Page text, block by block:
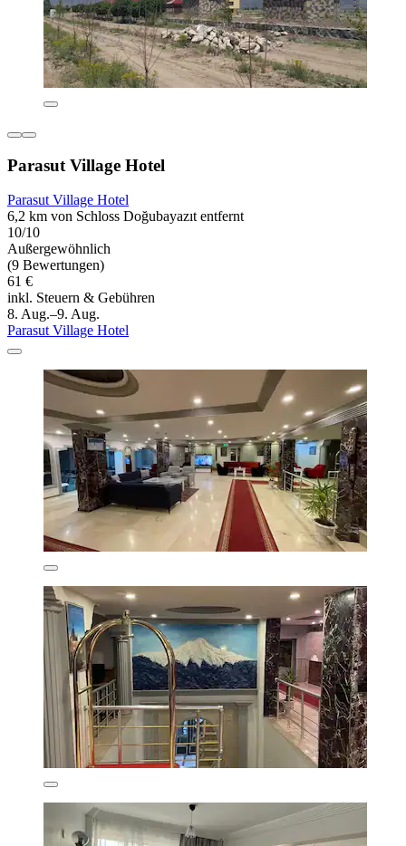
Parasut Village Hotel
Parasut Village Hotel
6,2 km von Schloss Doğubayazıt entfernt
10/10
Außergewöhnlich
(9 Bewertungen)
61 €
inkl. Steuern & Gebühren
8. Aug.–9. Aug.
Parasut Village Hotel